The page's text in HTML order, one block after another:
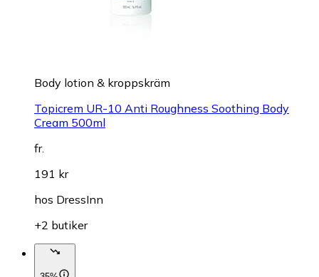
Body lotion & kroppskräm
Topicrem UR-10 Anti Roughness Soothing Body
Cream 500ml
fr.
191 kr
hos DressInn
+2 butiker